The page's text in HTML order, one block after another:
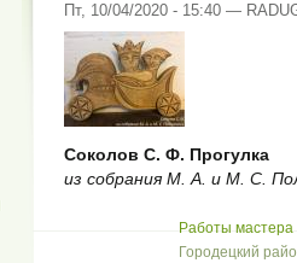
Пт, 10/04/2020 - 15:40 —
Соколов С. Ф. Прогулка
из собрания М. А. и М. С.
Работы мастера
Городецкий